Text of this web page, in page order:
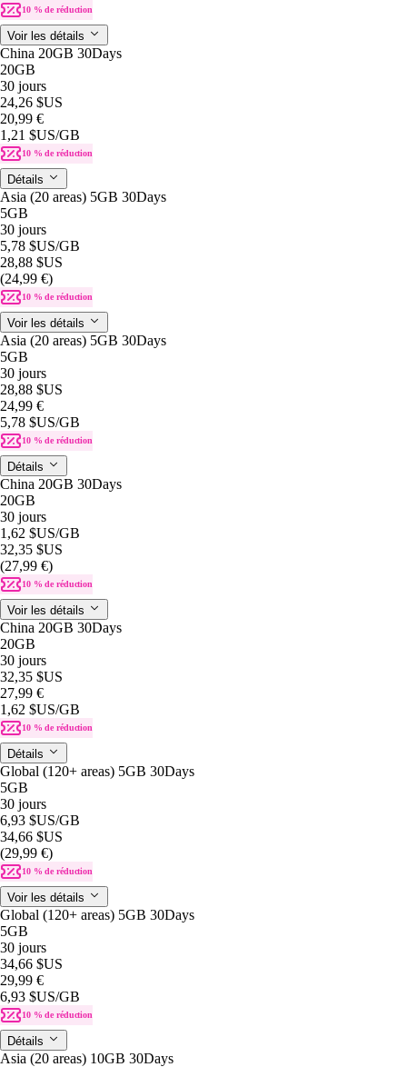
10 % de réduction
Voir les détails
China 20GB 30Days
20GB
30 jours
24,26 $US
20,99 €
1,21 $US/GB
10 % de réduction
Détails
Asia (20 areas) 5GB 30Days
5GB
30 jours
5,78 $US/GB
28,88 $US
(24,99 €)
10 % de réduction
Voir les détails
Asia (20 areas) 5GB 30Days
5GB
30 jours
28,88 $US
24,99 €
5,78 $US/GB
10 % de réduction
Détails
China 20GB 30Days
20GB
30 jours
1,62 $US/GB
32,35 $US
(27,99 €)
10 % de réduction
Voir les détails
China 20GB 30Days
20GB
30 jours
32,35 $US
27,99 €
1,62 $US/GB
10 % de réduction
Détails
Global (120+ areas) 5GB 30Days
5GB
30 jours
6,93 $US/GB
34,66 $US
(29,99 €)
10 % de réduction
Voir les détails
Global (120+ areas) 5GB 30Days
5GB
30 jours
34,66 $US
29,99 €
6,93 $US/GB
10 % de réduction
Détails
Asia (20 areas) 10GB 30Days